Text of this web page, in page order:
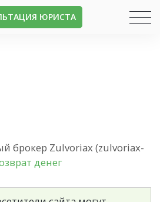
ЮРИСТА
брокер Zulvoriax (zulvoriax-
денег